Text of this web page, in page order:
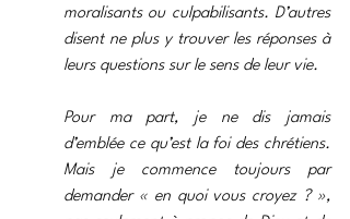
moralisants ou culpabilisants. D’autres
disent ne plus y trouver les réponses à
leurs questions sur le sens de leur vie.
Pour ma part, je ne dis jamais
d’emblée ce qu’est la foi des chrétiens.
Mais je commence toujours par
demander « en quoi vous croyez ? »,